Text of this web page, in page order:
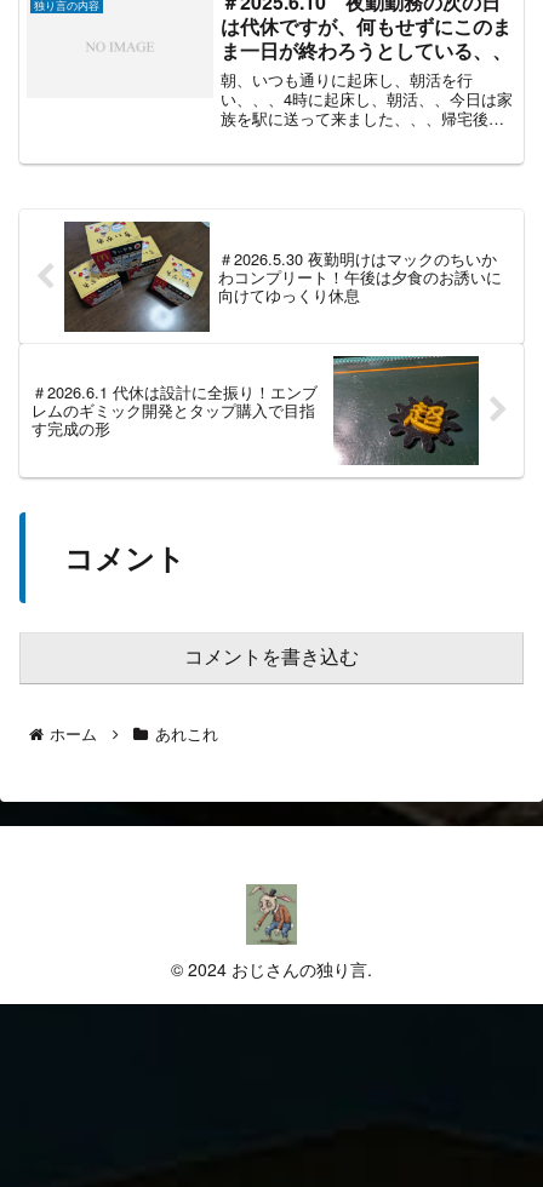
独り言の内容
は代休ですが、何もせずにこのま
ま一日が終わろうとしている、、
朝、いつも通りに起床し、朝活を行
い、、、4時に起床し、朝活、、今日は家
族を駅に送って来ました、、、帰宅後、
＃2026.5.30 夜勤明けはマックのちいか
わコンプリート！午後は夕食のお誘いに
向けてゆっくり休息
＃2026.6.1 代休は設計に全振り！エンブ
レムのギミック開発とタップ購入で目指
す完成の形
コメント
コメントを書き込む
ホーム あれこれ
© 2024 おじさんの独り言.